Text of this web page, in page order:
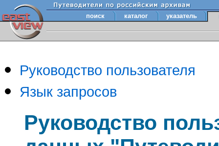
поиск каталог указатель
Руководство пользователя
Язык запросов
Руководство